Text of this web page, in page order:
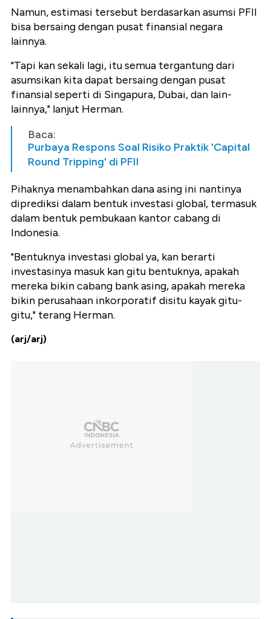
Namun, estimasi tersebut berdasarkan asumsi PFII
bisa bersaing dengan pusat finansial negara
lainnya.
"Tapi kan sekali lagi, itu semua tergantung dari
asumsikan kita dapat bersaing dengan pusat
finansial seperti di Singapura, Dubai, dan lain-
lainnya," lanjut Herman.
Baca:
Purbaya Respons Soal Risiko Praktik 'Capital
Round Tripping' di PFII
Pihaknya menambahkan dana asing ini nantinya
diprediksi dalam bentuk investasi global, termasuk
dalam bentuk pembukaan kantor cabang di
Indonesia.
"Bentuknya investasi global ya, kan berarti
investasinya masuk kan gitu bentuknya, apakah
mereka bikin cabang bank asing, apakah mereka
bikin perusahaan inkorporatif disitu kayak gitu-
gitu," terang Herman.
(arj/arj)